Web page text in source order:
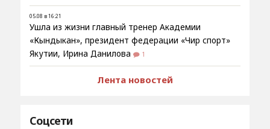
05.08 в 16:21
Ушла из жизни главный тренер Академии
«Кындыкан», президент федерации «Чир спорт»
Якутии, Ирина Данилова
1
Лента новостей
Соцсети